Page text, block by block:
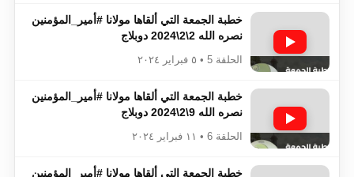
خطبة الجمعة التي ألقاها مولانا #أمير_المؤمنين​​​​​​
نصره الله 2\2\2024 دوبلاج
الحلقة 5 • ٥ فبراير ٢٠٢٤
خطبة الجمعة التي ألقاها مولانا #أمير_المؤمنين​​​​​​
نصره الله 9\2\2024 دوبلاج
الحلقة 6 • ١١ فبراير ٢٠٢٤
خطبة الجمعة التي ألقاها مولانا #أمير_المؤمنين​​​​​​